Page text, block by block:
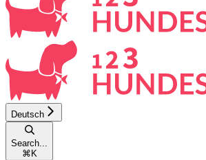
Deutsch
Search...
⌘ K